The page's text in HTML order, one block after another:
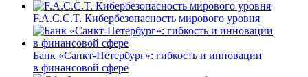
F.A.C.C.T. Кибербезопасность мирового уровня
Банк «Санкт-Петербург»: гибкость и инновации
в финансовой сфере